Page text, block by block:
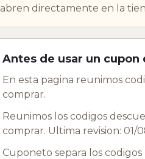
abren directamente en la
Antes de usar un
En esta pagina reunimos
comprar.
Reunimos los codigos
comprar. Ultima revision: 01/
Cuponeto separa los